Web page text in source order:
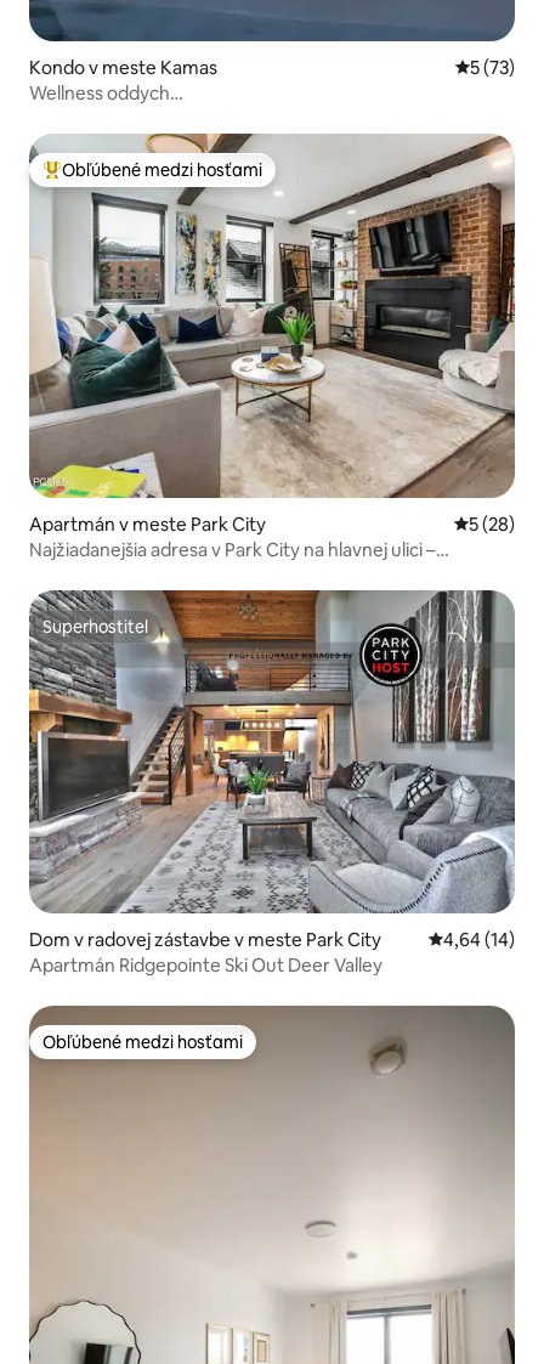
Kondo v meste Kamas
5 (73)
Wellness oddych
Najobľúbenejšie medzi hosťami
Obľúbené medzi hosťami
Apartmán v meste Park City
5 (28)
Najžiadanejšia adresa v Park City na hlavnej ulici –
Superhostiteľ
Superhostiteľ
Dom v radovej zástavbe v meste Park City Priemerné
4,64 (14)
Apartmán Ridgepointe Ski Out Deer Valley
Obľúbené medzi hosťami
Obľúbené medzi hosťami